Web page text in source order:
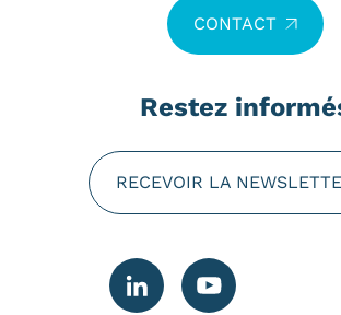
CONTACT
Restez
RECEVOIR LA